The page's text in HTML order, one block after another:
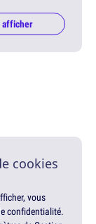
afficher
cookies
vous
confidentialité.